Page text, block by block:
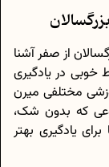
از صفر آشنا
خوبی در یادگیری
مختلفی میرن
که بدون شک،
یادگیری بهتر